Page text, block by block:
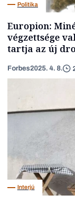
Politika
Europion:
végzettsége
tartja az új
Forbes2025. 4. 8.
Interjú